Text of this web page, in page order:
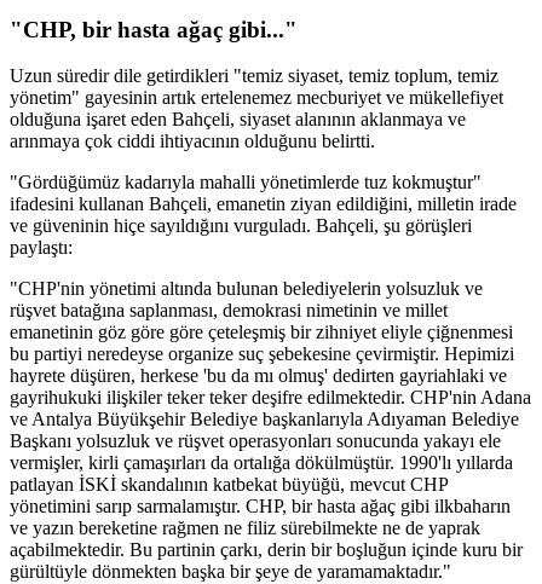
"CHP, bir hasta ağaç gibi..."
Uzun süredir dile getirdikleri "temiz siyaset, temiz toplum, temiz
yönetim" gayesinin artık ertelenemez mecburiyet ve mükellefiyet
olduğuna işaret eden Bahçeli, siyaset alanının aklanmaya ve
arınmaya çok ciddi ihtiyacının olduğunu belirtti.
"Gördüğümüz kadarıyla mahalli yönetimlerde tuz kokmuştur"
ifadesini kullanan Bahçeli, emanetin ziyan edildiğini, milletin irade
ve güveninin hiçe sayıldığını vurguladı. Bahçeli, şu görüşleri
paylaştı:
"CHP'nin yönetimi altında bulunan belediyelerin yolsuzluk ve
rüşvet batağına saplanması, demokrasi nimetinin ve millet
emanetinin göz göre göre çeteleşmiş bir zihniyet eliyle çiğnenmesi
bu partiyi neredeyse organize suç şebekesine çevirmiştir. Hepimizi
hayrete düşüren, herkese 'bu da mı olmuş' dedirten gayriahlaki ve
gayrihukuki ilişkiler teker teker deşifre edilmektedir. CHP'nin Adana
ve Antalya Büyükşehir Belediye başkanlarıyla Adıyaman Belediye
Başkanı yolsuzluk ve rüşvet operasyonları sonucunda yakayı ele
vermişler, kirli çamaşırları da ortalığa dökülmüştür. 1990'lı yıllarda
patlayan İSKİ skandalının katbekat büyüğü, mevcut CHP
yönetimini sarıp sarmalamıştır. CHP, bir hasta ağaç gibi ilkbaharın
ve yazın bereketine rağmen ne filiz sürebilmekte ne de yaprak
açabilmektedir. Bu partinin çarkı, derin bir boşluğun içinde kuru bir
gürültüyle dönmekten başka bir şeye de yaramamaktadır."